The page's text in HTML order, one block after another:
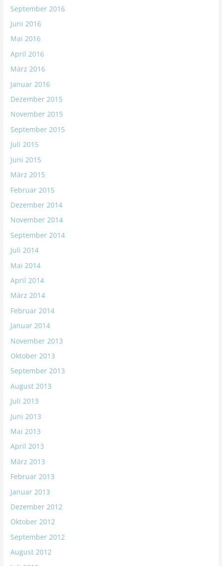
September 2016
Juni 2016
Mai 2016
April 2016
März 2016
Januar 2016
Dezember 2015
November 2015
September 2015
Juli 2015
Juni 2015
März 2015
Februar 2015
Dezember 2014
November 2014
September 2014
Juli 2014
Mai 2014
April 2014
März 2014
Februar 2014
Januar 2014
November 2013
Oktober 2013
September 2013
August 2013
Juli 2013
Juni 2013
Mai 2013
April 2013
März 2013
Februar 2013
Januar 2013
Dezember 2012
Oktober 2012
September 2012
August 2012